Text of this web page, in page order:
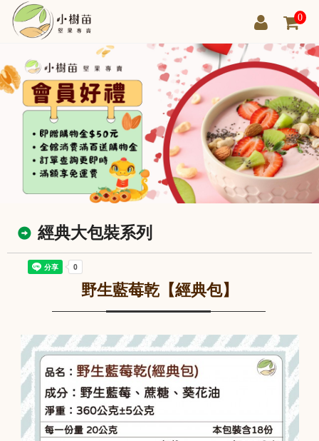
0
經典大包裝系列
野生藍莓乾【經典包】